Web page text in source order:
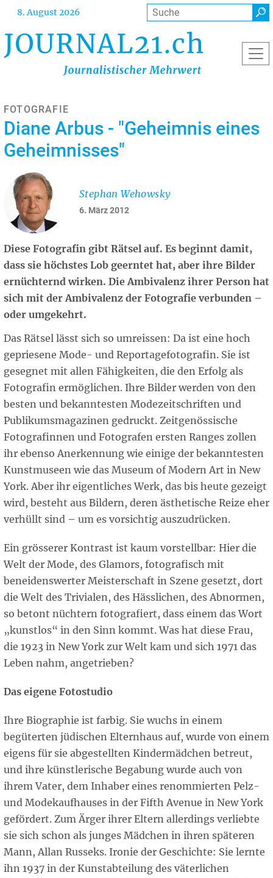
Direkt
Inhalt
8. August 2026 Suche
FOTOGRAFIE
Diane Arbus - "Geheimnis eines
Geheimnisses"
6. März 2012
Stephan Wehowsky
Diese Fotografin gibt Rätsel auf. Es beginnt damit,
dass sie höchstes Lob geerntet hat, aber ihre Bilder
ernüchternd wirken. Die Ambivalenz ihrer Person hat
sich mit der Ambivalenz der Fotografie verbunden –
oder umgekehrt.
Das Rätsel lässt sich so umreissen: Da ist eine hoch
gepriesene Mode- und Reportagefotografin. Sie ist
gesegnet mit allen Fähigkeiten, die den Erfolg als
Fotografin ermöglichen. Ihre Bilder werden von den
besten und bekanntesten Modezeitschriften und
Publikumsmagazinen gedruckt. Zeitgenössische
Fotografinnen und Fotografen ersten Ranges zollen
ihr ebenso Anerkennung wie einige der bekanntesten
Kunstmuseen wie das Museum of Modern Art in New
York. Aber ihr eigentliches Werk, das bis heute gezeigt
wird, besteht aus Bildern, deren ästhetische Reize eher
verhüllt sind – um es vorsichtig auszudrücken.
Ein grösserer Kontrast ist kaum vorstellbar: Hier die
Welt der Mode, des Glamors, fotografisch mit
beneidenswerter Meisterschaft in Szene gesetzt, dort
die Welt des Trivialen, des Hässlichen, des Abnormen,
so betont nüchtern fotografiert, dass einem das Wort
„kunstlos“ in den Sinn kommt. Was hat diese Frau,
die 1923 in New York zur Welt kam und sich 1971 das
Leben nahm, angetrieben?
Das eigene Fotostudio
Ihre Biographie ist farbig. Sie wuchs in einem
begüterten jüdischen Elternhaus auf, wurde von einem
eigens für sie abgestellten Kindermädchen betreut,
und ihre künstlerische Begabung wurde auch von
ihrem Vater, dem Inhaber eines renommierten Pelz-
und Modekaufhauses in der Fifth Avenue in New York
gefördert. Zum Ärger ihrer Eltern allerdings verliebte
sie sich schon als junges Mädchen in ihren späteren
Mann, Allan Russeks. Ironie der Geschichte: Sie lernte
ihn 1937 in der Kunstabteilung des väterlichen